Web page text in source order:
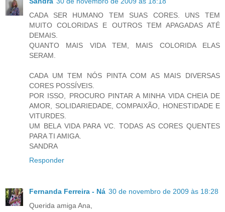
CADA SER HUMANO TEM SUAS CORES. UNS TEM
MUITO COLORIDAS E OUTROS TEM APAGADAS ATÉ
DEMAIS.
QUANTO MAIS VIDA TEM, MAIS COLORIDA ELAS
SERAM.
CADA UM TEM NÓS PINTA COM AS MAIS DIVERSAS
CORES POSSÍVEIS.
POR ISSO, PROCURO PINTAR A MINHA VIDA CHEIA DE
AMOR, SOLIDARIEDADE, COMPAIXÃO, HONESTIDADE E
VITURDES.
UM BELA VIDA PARA VC. TODAS AS CORES QUENTES
PARA TI AMIGA.
SANDRA
Responder
Fernanda Ferreira - Ná 30 de novembro de 2009 às 18:28
Querida amiga Ana,